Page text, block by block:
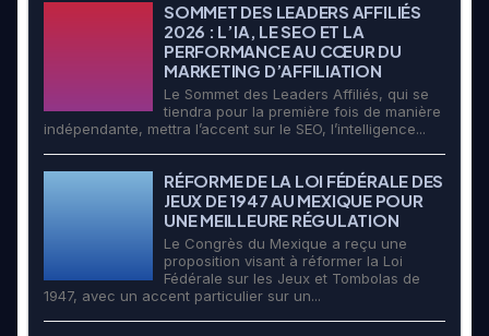
SOMMET DES LEADERS AFFILIÉS
2026 : L’IA, LE SEO ET LA
PERFORMANCE AU CŒUR DU
MARKETING D’AFFILIATION
Le Sommet des Leaders Affiliés, qui se
tiendra pour la première fois de manière
indépendante, mettra l’accent sur le SEO, l’intelligence...
RÉFORME DE LA LOI FÉDÉRALE DES
JEUX DE 1947 AU MEXIQUE POUR
UNE MEILLEURE RÉGULATION
Le Congrès du Mexique a reçu une
proposition visant à réformer la Loi
Fédérale sur les Jeux et Tombolas de
1947, avec un accent particulier sur un...